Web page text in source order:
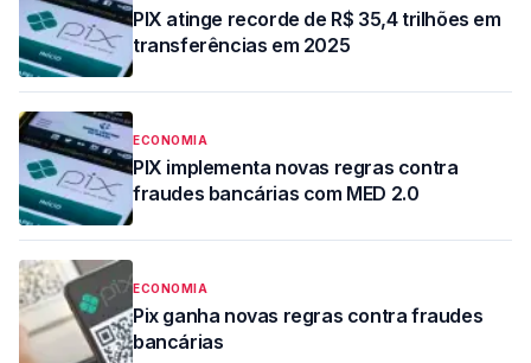
PIX atinge recorde de R$ 35,4 trilhões em
transferências em 2025
ECONOMIA
PIX implementa novas regras contra
fraudes bancárias com MED 2.0
ECONOMIA
Pix ganha novas regras contra fraudes
bancárias